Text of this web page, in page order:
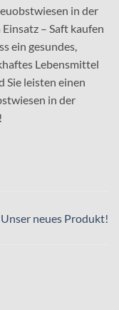
in der
– Saft kaufen
ein gesundes,
Lebensmittel
Sie leisten einen
in der
neues Produkt!